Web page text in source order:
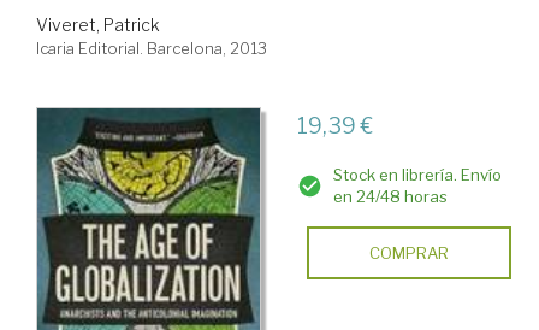
Viveret, Patrick
Icaria Editorial. Barcelona, 2013
19,39 €
Stock en librería. Envío
en 24/48 horas
COMPRAR